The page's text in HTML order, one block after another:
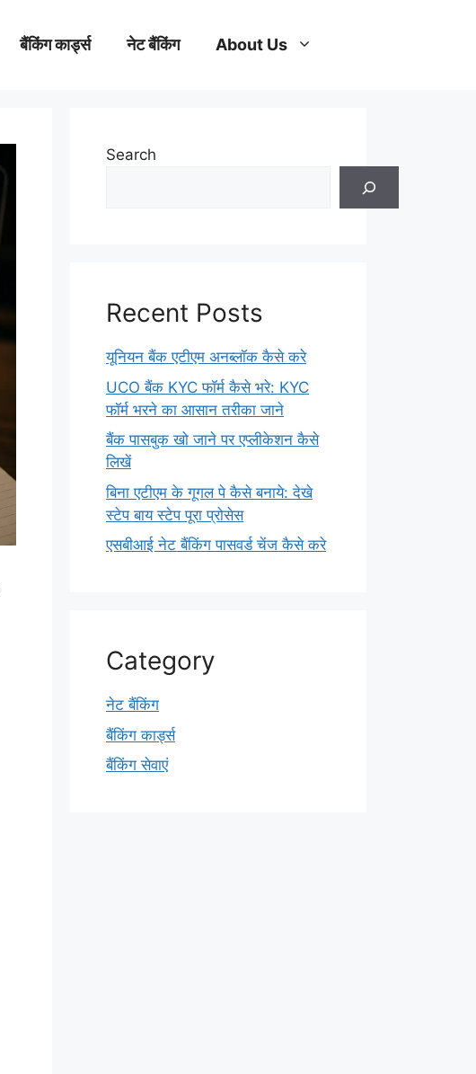
बैंकिंग कार्ड्स नेट बैंकिंग About Us
Search
Recent Posts
यूनियन बैंक एटीएम अनब्लॉक कैसे करे
UCO बैंक KYC फॉर्म कैसे भरे: KYC
फॉर्म भरने का आसान तरीका जाने
बैंक पासबुक खो जाने पर एप्लीकेशन कैसे
लिखें
बिना एटीएम के गूगल पे कैसे बनाये: देखे
स्टेप बाय स्टेप पूरा प्रोसेस
एसबीआई नेट बैंकिंग पासवर्ड चेंज कैसे करे
Category
नेट बैंकिंग
बैंकिंग कार्ड्स
बैंकिंग सेवाएं